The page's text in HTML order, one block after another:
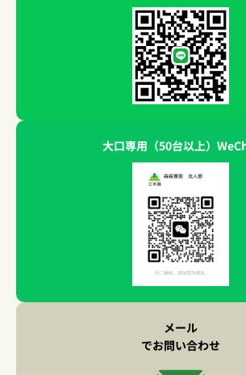
大口専用（50台以上）
メール
でお問い合わせ